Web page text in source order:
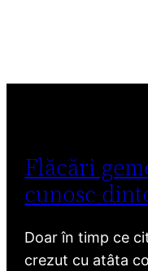
Flăcări
cunosc
Doar în timp ce
crezut cu atâta